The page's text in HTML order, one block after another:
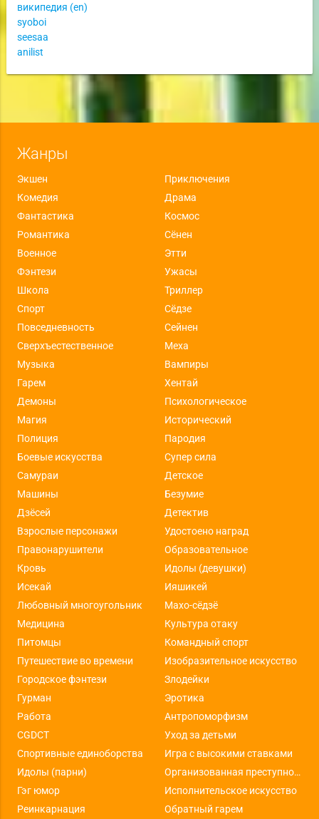
википедия (en)
syoboi
seesaa
anilist
Жанры
Экшен
Приключения
Комедия
Драма
Фантастика
Космос
Романтика
Сёнен
Военное
Этти
Фэнтези
Ужасы
Школа
Триллер
Спорт
Сёдзе
Повседневность
Сейнен
Сверхъестественное
Меха
Музыка
Вампиры
Гарем
Хентай
Демоны
Психологическое
Магия
Исторический
Полиция
Пародия
Боевые искусства
Супер сила
Самураи
Детское
Машины
Безумие
Дзёсей
Детектив
Взрослые персонажи
Удостоено наград
Правонарушители
Образовательное
Кровь
Идолы (девушки)
Исекай
Ияшикей
Любовный многоугольник
Махо-сёдзё
Медицина
Культура отаку
Питомцы
Командный спорт
Путешествие во времени
Изобразительное искусство
Городское фэнтези
Злодейки
Гурман
Эротика
Работа
Антропоморфизм
CGDCT
Уход за детьми
Спортивные единоборства
Игра с высокими ставками
Идолы (парни)
Организованная преступность
Гэг юмор
Исполнительское искусство
Реинкарнация
Обратный гарем